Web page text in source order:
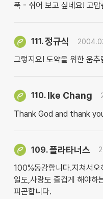
푹 - 쉬어 보고 싶네요! 고맙
111.정규식
그렇지요! 도약을 위한 움추
110. Ike Chang
Thank God and thank
109.플라타너스
100%동감합니다.지쳐서오
일도,사랑도 즐겁게 해야하
피곤합니다.